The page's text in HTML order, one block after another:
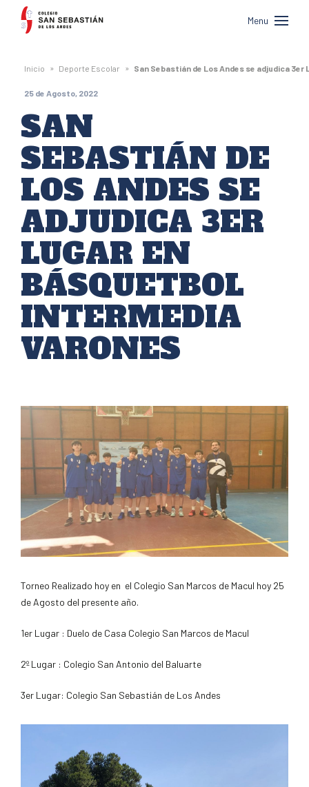
Colegio
San
Sebastián
de
Los
Andes
Menu
Inicio » Deporte Escolar » San Sebastián de Los Andes se adjudica
25 de Agosto, 2022
SAN
SEBASTIÁN DE
LOS ANDES SE
ADJUDICA 3ER
LUGAR EN
BÁSQUETBOL
INTERMEDIA
VARONES
Torneo Realizado hoy en el Colegio San Marcos de Macul hoy 25
de Agosto del presente año.
1er Lugar : Duelo de Casa Colegio San Marcos de Macul
2º Lugar : Colegio San Antonio del Baluarte
3er Lugar: Colegio San Sebastián de Los Andes